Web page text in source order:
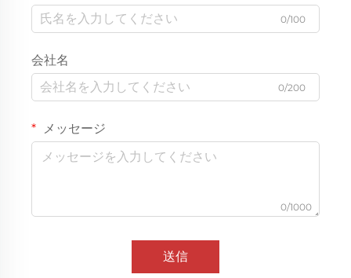
0/100
会社名
0/200
メッセージ
0/1000
送信